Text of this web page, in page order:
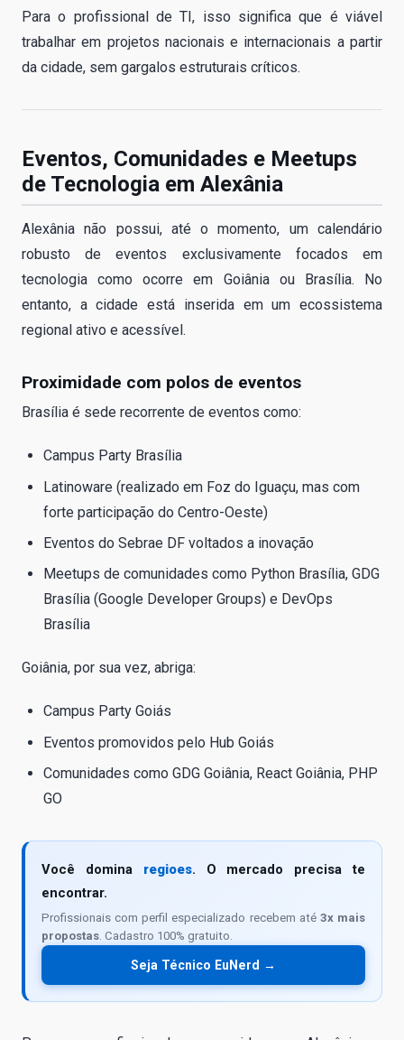
Para o profissional de TI, isso significa que é viável
trabalhar em projetos nacionais e internacionais a partir
da cidade, sem gargalos estruturais críticos.
Eventos, Comunidades e Meetups
de Tecnologia em Alexânia
Alexânia não possui, até o momento, um calendário
robusto de eventos exclusivamente focados em
tecnologia como ocorre em Goiânia ou Brasília. No
entanto, a cidade está inserida em um ecossistema
regional ativo e acessível.
Proximidade com polos de eventos
Brasília é sede recorrente de eventos como:
Campus Party Brasília
Latinoware (realizado em Foz do Iguaçu, mas com
forte participação do Centro-Oeste)
Eventos do Sebrae DF voltados a inovação
Meetups de comunidades como Python Brasília, GDG
Brasília (Google Developer Groups) e DevOps
Brasília
Goiânia, por sua vez, abriga:
Campus Party Goiás
Eventos promovidos pelo Hub Goiás
Comunidades como GDG Goiânia, React Goiânia, PHP
GO
Você domina regioes. O mercado precisa te
encontrar.
Profissionais com perfil especializado recebem até3x mais
propostas. Cadastro 100% gratuito.
Seja Técnico EuNerd →